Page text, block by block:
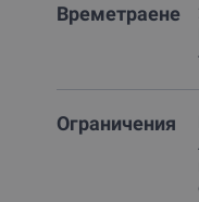
Времетраене
Ограничения